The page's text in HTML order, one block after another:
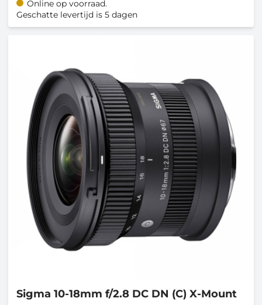
Online op voorraad.
Geschatte levertijd is 5 dagen
Sigma 10-18mm f/2.8 DC DN (C) X-Mount